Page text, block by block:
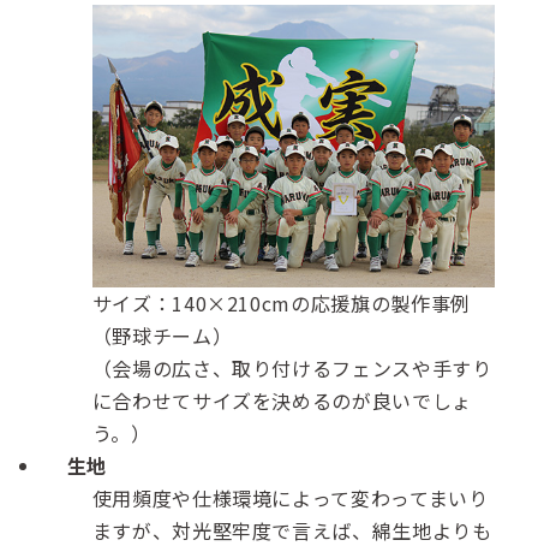
サイズ：140×210cmの応援旗の製作事例
（野球チーム）
（会場の広さ、取り付けるフェンスや手すり
に合わせてサイズを決めるのが良いでしょ
う。）
生地
使用頻度や仕様環境によって変わってまいり
ますが、対光堅牢度で言えば、綿生地よりも